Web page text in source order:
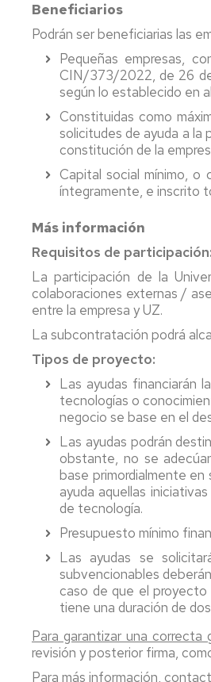
Beneficiarios
Podrán ser beneficiarias las
Pequeñas empresas,
CIN/373/2022, de 26 de
según lo establecido en
Constituidas como
solicitudes de ayuda a
constitución de la
Capital social mínimo, o
íntegramente, e inscrito
Más información
Requisitos de participación:
La participación de la
colaboraciones externas /
entre la empresa y UZ.
La subcontratación podrá
Tipos de proyecto:
Las ayudas financiarán
tecnologías o
negocio se base en el
Las ayudas podrán
obstante, no se
base primordialmente
ayuda aquellas
de tecnología.
Presupuesto mínimo
Las ayudas se
subvencionables
caso de que el
tiene una duración de
Para garantizar una
revisión y posterior firma,
Para más información,